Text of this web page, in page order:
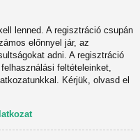
lenned. A regisztráció csupán
előnnyel jár, az
adni. A regisztráció
feltételeinket,
Kérjük, olvasd el